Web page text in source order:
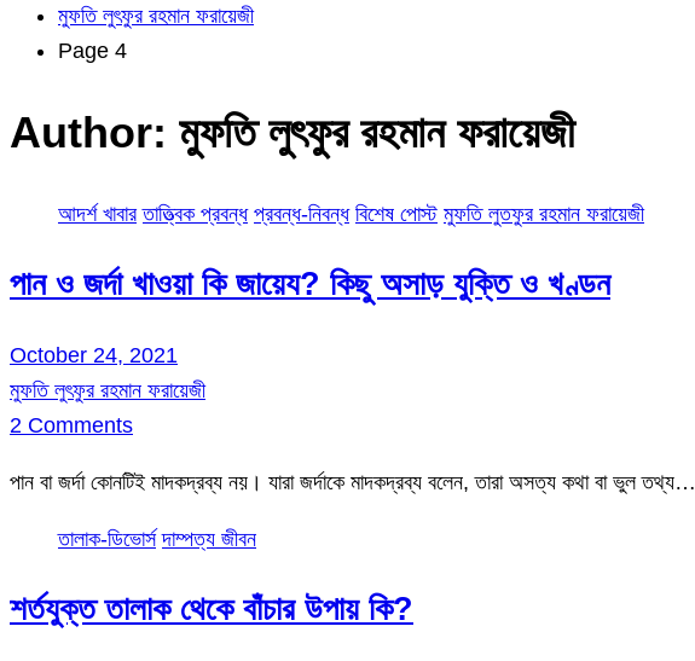
মুফতি লুৎফুর রহমান ফরায়েজী
Page 4
Author: মুফতি লুৎফুর রহমান ফরায়েজী
আদর্শ খাবার তাত্ত্বিক প্রবন্ধ প্রবন্ধ-নিবন্ধ বিশেষ পোস্ট মুফতি লুতফুর রহমান ফরায়েজী
পান ও জর্দা খাওয়া কি জায়েয? কিছু অসাড় যুক্তি ও খণ্ডন
October 24, 2021
মুফতি লুৎফুর রহমান ফরায়েজী
2 Comments
পান বা জর্দা কোনটিই মাদকদ্রব্য নয়। যারা জর্দাকে মাদকদ্রব্য বলেন, তারা অসত্য কথা বা ভুল তথ্য…
তালাক-ডিভোর্স দাম্পত্য জীবন
শর্তযুক্ত তালাক থেকে বাঁচার উপায় কি?